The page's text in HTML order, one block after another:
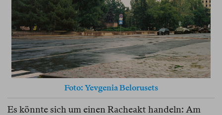
Foto: Yevgenia Belorusets
Es könnte sich um einen Racheakt handeln: Am